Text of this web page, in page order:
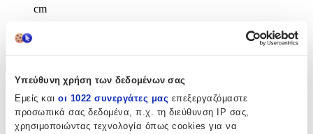
Υπεύθυνη χρήση των δεδομένων σας
Εμείς και οι 1022 συνεργάτες μας επεξεργαζόμαστε
προσωπικά σας δεδομένα, π.χ. τη διεύθυνση IP σας,
χρησιμοποιώντας τεχνολογία όπως cookies για να
cm
Χαρακτηριστικά
Χαρακτηριστικά
Κατασκευαστής: